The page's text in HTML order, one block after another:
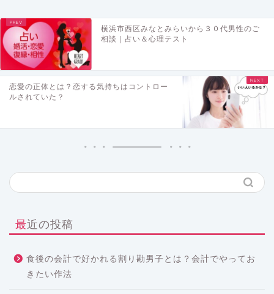
横浜市西区みなとみらいから３０代男性のご
相談｜占い＆心理テスト
恋愛の正体とは？恋する気持ちはコントロー
ルされていた？
最近の投稿
食後の会計で好かれる割り勘男子とは？会計でやってお
きたい作法